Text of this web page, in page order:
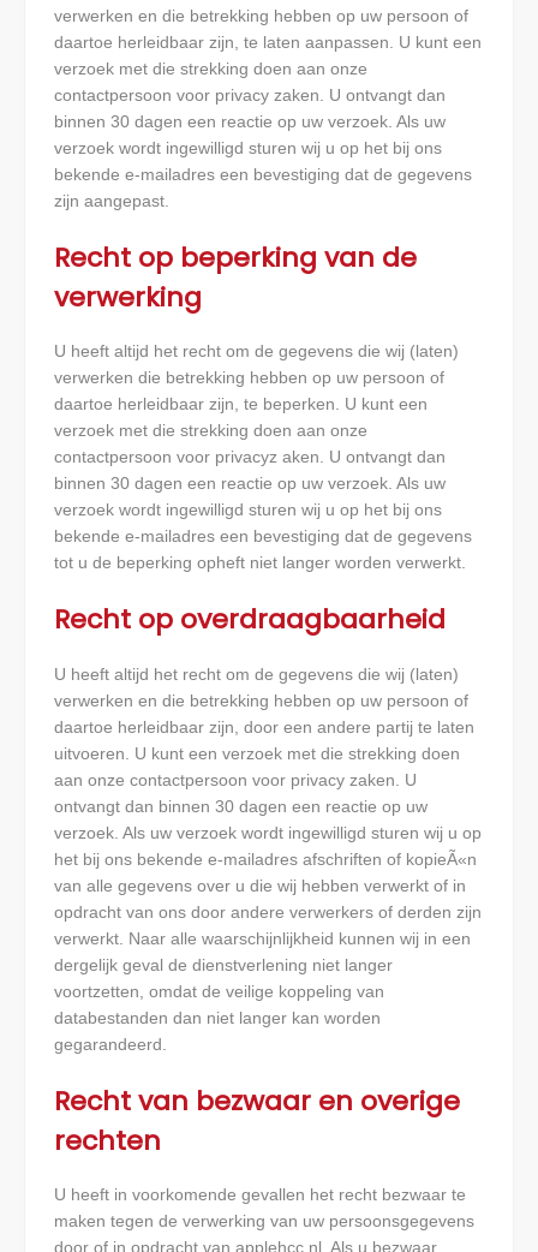
verwerken en die betrekking hebben op uw persoon of
daartoe herleidbaar zijn, te laten aanpassen. U kunt een
verzoek met die strekking doen aan onze
contactpersoon voor privacy zaken. U ontvangt dan
binnen 30 dagen een reactie op uw verzoek. Als uw
verzoek wordt ingewilligd sturen wij u op het bij ons
bekende e-mailadres een bevestiging dat de gegevens
zijn aangepast.
Recht op beperking van de
verwerking
U heeft altijd het recht om de gegevens die wij (laten)
verwerken die betrekking hebben op uw persoon of
daartoe herleidbaar zijn, te beperken. U kunt een
verzoek met die strekking doen aan onze
contactpersoon voor privacyz aken. U ontvangt dan
binnen 30 dagen een reactie op uw verzoek. Als uw
verzoek wordt ingewilligd sturen wij u op het bij ons
bekende e-mailadres een bevestiging dat de gegevens
tot u de beperking opheft niet langer worden verwerkt.
Recht op overdraagbaarheid
U heeft altijd het recht om de gegevens die wij (laten)
verwerken en die betrekking hebben op uw persoon of
daartoe herleidbaar zijn, door een andere partij te laten
uitvoeren. U kunt een verzoek met die strekking doen
aan onze contactpersoon voor privacy zaken. U
ontvangt dan binnen 30 dagen een reactie op uw
verzoek. Als uw verzoek wordt ingewilligd sturen wij u op
het bij ons bekende e-mailadres afschriften of kopieÃ«n
van alle gegevens over u die wij hebben verwerkt of in
opdracht van ons door andere verwerkers of derden zijn
verwerkt. Naar alle waarschijnlijkheid kunnen wij in een
dergelijk geval de dienstverlening niet langer
voortzetten, omdat de veilige koppeling van
databestanden dan niet langer kan worden
gegarandeerd.
Recht van bezwaar en overige
rechten
U heeft in voorkomende gevallen het recht bezwaar te
maken tegen de verwerking van uw persoonsgegevens
door of in opdracht van applehcc.nl. Als u bezwaar